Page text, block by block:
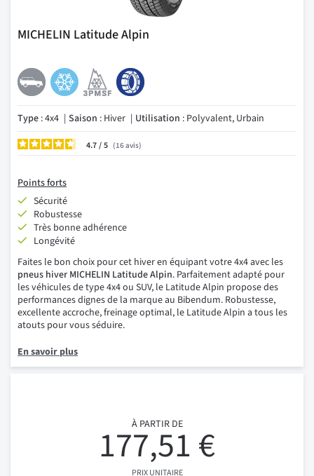
MICHELIN Latitude Alpin
Type : 4x4 Saison : Hiver Utilisation : Polyvalent, Urbain
4.7/ 16avis
Points forts
Sécurité
Robustesse
Très bonne adhérence
Longévité
Faites le bon choix pour cet hiver en équipant votre 4x4 avec les
pneus hiver MICHELIN Latitude Alpin. Parfaitement adapté pour
les véhicules de type 4x4 ou SUV, le Latitude Alpin propose des
performances dignes de la marque au Bibendum. Robustesse,
excellente accroche, freinage optimal, le Latitude Alpin a tous les
atouts pour vous séduire.
En savoir plus
À PARTIR DE
177,51 €
PRIX UNITAIRE